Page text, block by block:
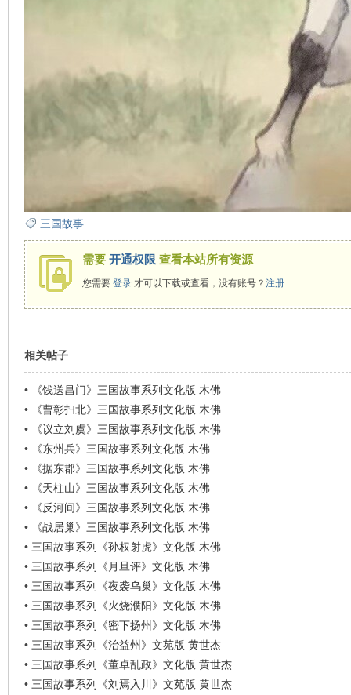
三国故事
需要 开通权限 查看本站所有资源
您需要 登录才可以下载或查看，没有账号？ 注册
相关帖子
•
《饯送昌门》三国故事系列文化版 木佛
•
《曹彰扫北》三国故事系列文化版 木佛
•
《议立刘虞》三国故事系列文化版 木佛
•
《东州兵》三国故事系列文化版 木佛
•
《据东郡》三国故事系列文化版 木佛
•
《天柱山》三国故事系列文化版 木佛
•
《反河间》三国故事系列文化版 木佛
•
《战居巢》三国故事系列文化版 木佛
• 三国故事系列《孙权射虎》文化版 木佛
• 三国故事系列《月旦评》文化版 木佛
• 三国故事系列《夜袭乌巢》文化版 木佛
• 三国故事系列《火烧濮阳》文化版 木佛
• 三国故事系列《密下扬州》文化版 木佛
• 三国故事系列《治益州》文苑版 黄世杰
• 三国故事系列《董卓乱政》文化版 黄世杰
• 三国故事系列《刘焉入川》文苑版 黄世杰